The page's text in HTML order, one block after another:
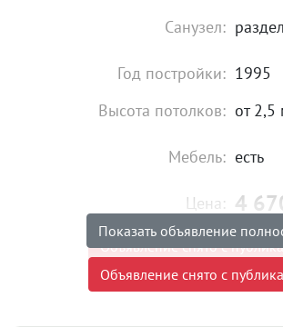
Санузел:
Год постройки: 1995
Высота потолков: от 2,5
Мебель: есть
Цена: 4
Объявление снято с
Торг:
Показать объявление
Объявление снято с